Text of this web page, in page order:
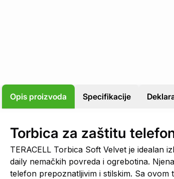
Opis proizvoda Specifikacije
Torbica za zaštitu
TERACELL Torbica Soft Velvet je idealan
daily nemačkih povreda i ogrebotina.
telefon prepoznatljivim i stilskim. Sa